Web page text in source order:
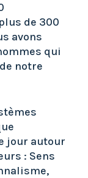
de 300
avons
qui
notre
jour autour
: Sens